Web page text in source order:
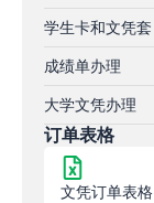
学生卡和文凭套
成绩单办理
大学文凭办理
订单表格
文凭订单表格